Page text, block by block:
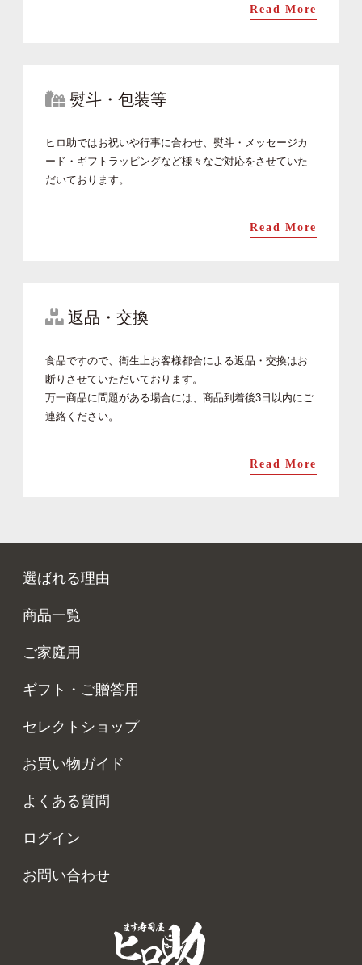
Read More
熨斗・包装等
ヒロ助ではお祝いや行事に合わせ、熨斗・メッセージカ
ード・ギフトラッピングなど様々なご対応をさせていた
だいております。
Read More
返品・交換
食品ですので、衛生上お客様都合による返品・交換はお
断りさせていただいております。
万一商品に問題がある場合には、商品到着後3日以内にご
連絡ください。
Read More
選ばれる理由
商品一覧
ご家庭用
ギフト・ご贈答用
セレクトショップ
お買い物ガイド
よくある質問
ログイン
お問い合わせ